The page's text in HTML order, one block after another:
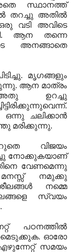
സ്ഥാനത്ത്‌
തറച്ചു അതില്‍
വടി അവിടെ
ആന തന്നെ
അനങ്ങാതെ
മൃഗങ്ങളും
ആന മാത്രം
അതു ഉറച്ചു
ഒന്നു ചലിക്കാന്‍
മരിക്കുന്നു.
വിജയം
നോക്കുകയാണ്‌
വേണമെന്നു
നമുക്കു
നമ്മെ
സ്വയം
പഠനത്തില്‍
ഓരോ
സമയം